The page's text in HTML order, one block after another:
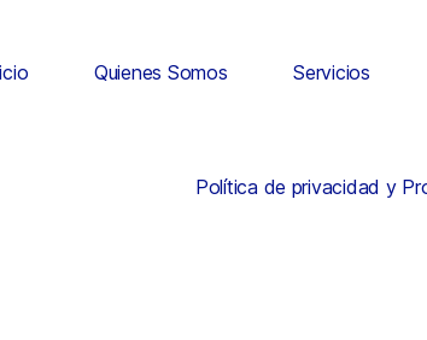
Quienes Somos Servicios
Política de privacidad y